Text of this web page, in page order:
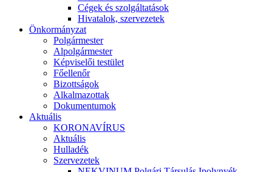
Cégek és szolgáltatások
Hivatalok, szervezetek
Önkormányzat
Polgármester
Alpolgármester
Képviselői testület
Főellenőr
Bizottságok
Alkalmazottak
Dokumentumok
Aktuális
KORONAVÍRUS
Aktuális
Hulladék
Szervezetek